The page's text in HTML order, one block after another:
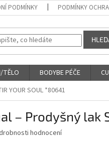
PODMÍNKY PODMÍNKY
TĚLO BODYBE PÉČE
YOUR SOUL *80641
– Prodyšný lak
hodnocení